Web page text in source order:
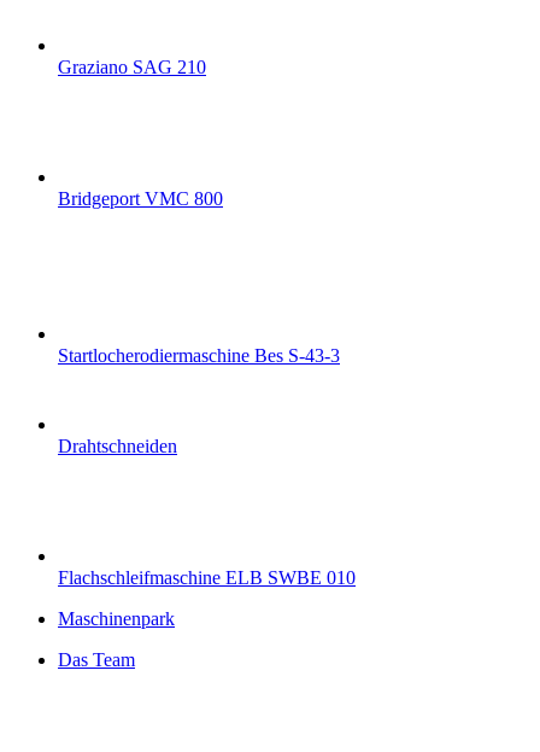
Graziano SAG 210
Bridgeport VMC 800
Startlocherodiermaschine Bes S-43-3
Drahtschneiden
Flachschleifmaschine ELB SWBE 010
Maschinenpark
Das Team